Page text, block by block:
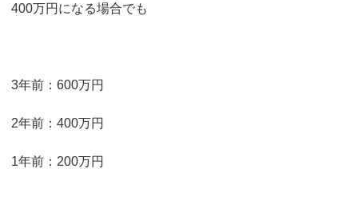
400万円になる場合でも
3年前：600万円
2年前：400万円
1年前：200万円